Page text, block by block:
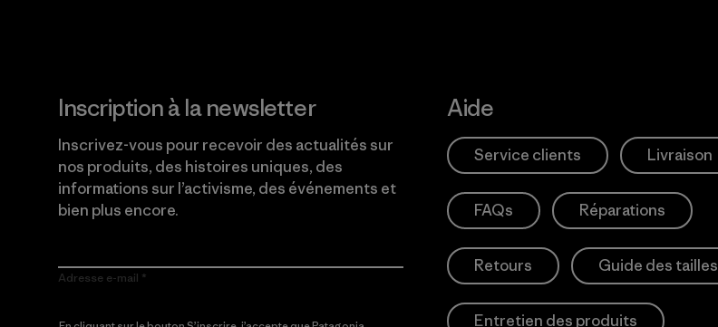
Inscription à la newsletter
Inscrivez-vous pour recevoir des actualités sur
nos produits, des histoires uniques, des
informations sur l’activisme, des événements et
bien plus encore.
Adresse e-mail
Aide
Service clients Livraison
FAQs Réparations
Retours Guide des tailles
Entretien des produits